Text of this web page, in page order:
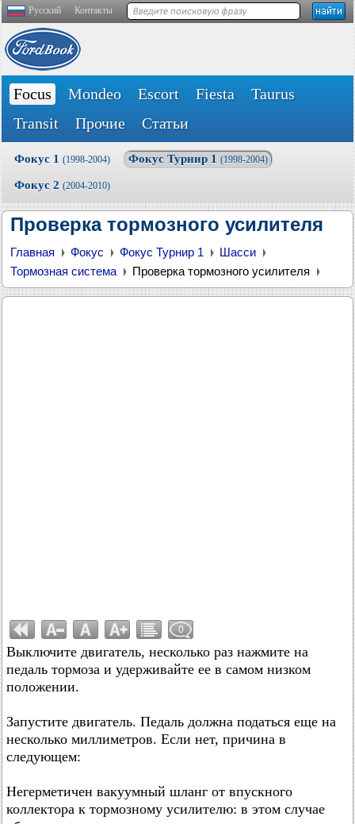
Русский Контакты
Focus Mondeo Escort Fiesta
Taurus
Transit
Прочие Статьи
Фокус 1 (1998-2004) Фокус Турнир 1 (1998-2004)
Фокус 2 (2004-2010)
Проверка тормозного усилителя
Главная Фокус Фокус Турнир 1
Шасси
Тормозная система
Проверка тормозного усилителя
0
Выключите двигатель, несколько раз нажмите на
педаль тормоза и удерживайте ее в самом низком
положении.
Запустите двигатель. Педаль должна податься еще на
несколько миллиметров. Если нет, причина в
следующем:
Негерметичен вакуумный шланг от впускного
коллектора к тормозному усилителю: в этом случае